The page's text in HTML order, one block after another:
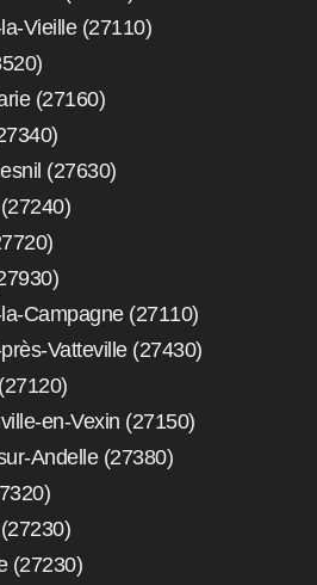
Vieille (27110)
(27160)
(27630)
Campagne (27110)
Vatteville (27430)
en-Vexin (27150)
Andelle (27380)
(27230)